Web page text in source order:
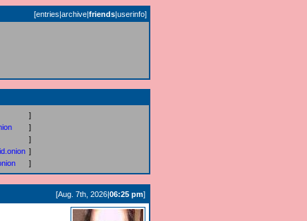
[entries|archive|friends|userinfo]
]
]
]
]
]
[Aug. 7th, 2026|06:25 pm]